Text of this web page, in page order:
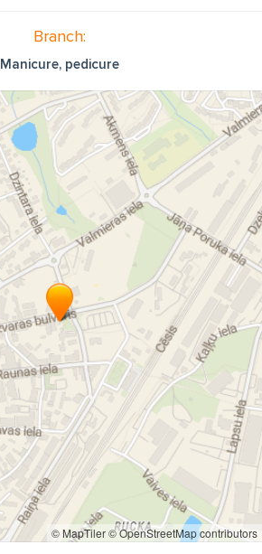
Branch:
Manicure, pedicure
© MapTiler© OpenStreetMap contributors